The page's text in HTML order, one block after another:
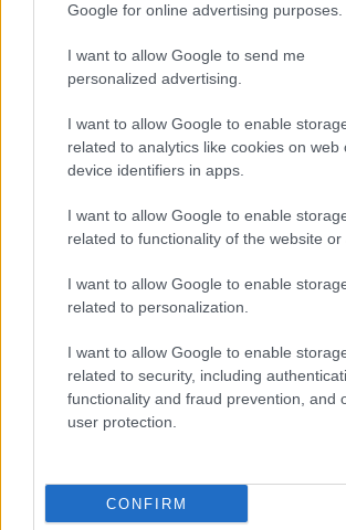
Google for online advertising purposes.
I want to allow Google to send me
personalized advertising.
I want to allow Google to enable
related to analytics like cookies on web
device identifiers in apps.
I want to allow Google to enable
related to functionality of the website or
I want to allow Google to enable
related to personalization.
I want to allow Google to enable
related to security, including
functionality and fraud prevention, and
user protection.
CONFIRM
La Junta respalda el proceso de
Molina-Alto Tajo como
Geoparque Mundial de la
UNESCO
Jesús Sánchez Rivas presenta
hoy en Valdepeñas el poemario
editado por el Grupo Oretania
07/08/2026
ASAJA Ciudad Real defiende una
tendencia alcista del precio del